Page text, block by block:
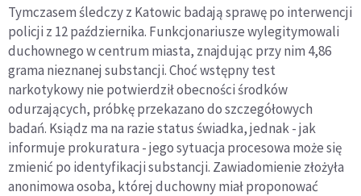
Tymczasem śledczy z Katowic badają sprawę po interwencji
policji z 12 października. Funkcjonariusze wylegitymowali
duchownego w centrum miasta, znajdując przy nim 4,86
grama nieznanej substancji. Choć wstępny test
narkotykowy nie potwierdził obecności środków
odurzających, próbkę przekazano do szczegółowych
badań. Ksiądz ma na razie status świadka, jednak - jak
informuje prokuratura - jego sytuacja procesowa może się
zmienić po identyfikacji substancji. Zawiadomienie złożyła
anonimowa osoba, której duchowny miał proponować